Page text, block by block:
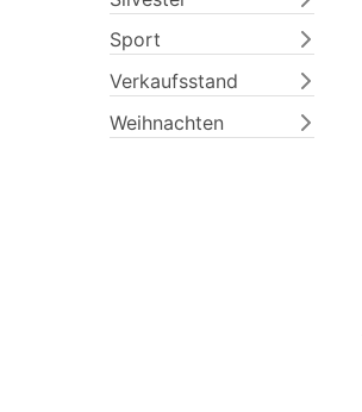
Sport
Verkaufsstand
Weihnachten